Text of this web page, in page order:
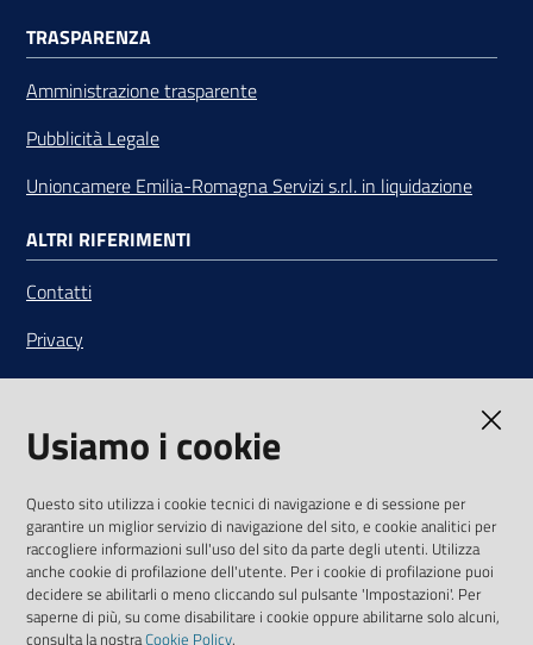
TRASPARENZA
Amministrazione trasparente
Pubblicità Legale
Unioncamere Emilia-Romagna Servizi s.r.l. in liquidazione
ALTRI RIFERIMENTI
Contatti
Privacy
Note legali
Media Policy
SEGUICI SU
YoutubeTwitterLinkedinFacebookInstagram
Usiamo i cookie
Questo sito utilizza i cookie tecnici di navigazione e di sessione per
garantire un miglior servizio di navigazione del sito, e cookie analitici per
raccogliere informazioni sull'uso del sito da parte degli utenti. Utilizza
anche cookie di profilazione dell'utente. Per i cookie di profilazione puoi
decidere se abilitarli o meno cliccando sul pulsante 'Impostazioni'. Per
saperne di più, su come disabilitare i cookie oppure abilitarne solo alcuni,
consulta la nostraCookie Policy.